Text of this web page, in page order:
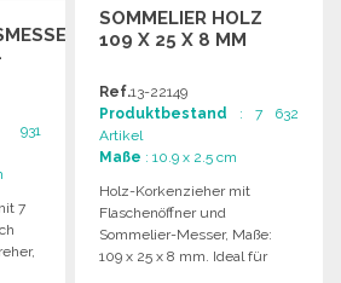
7
SOMMELIER HOLZ
109 X 25 X 8 MM
Ref.13-22149
Produktbestand : 7 632
Artikel
Maße : 10.9 x 2.5 cm
Holz-Korkenzieher mit
Flaschenöffner und
Sommelier-Messer, Maße:
109 x 25 x 8 mm. Ideal für